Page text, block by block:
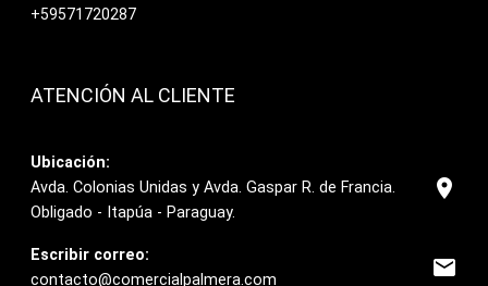
+59571720287
ATENCIÓN AL CLIENTE
Ubicación:
Avda. Colonias Unidas y Avda. Gaspar R. de Francia.
Obligado - Itapúa - Paraguay.
location_on
Escribir correo:
contacto@comercialpalmera.com
email